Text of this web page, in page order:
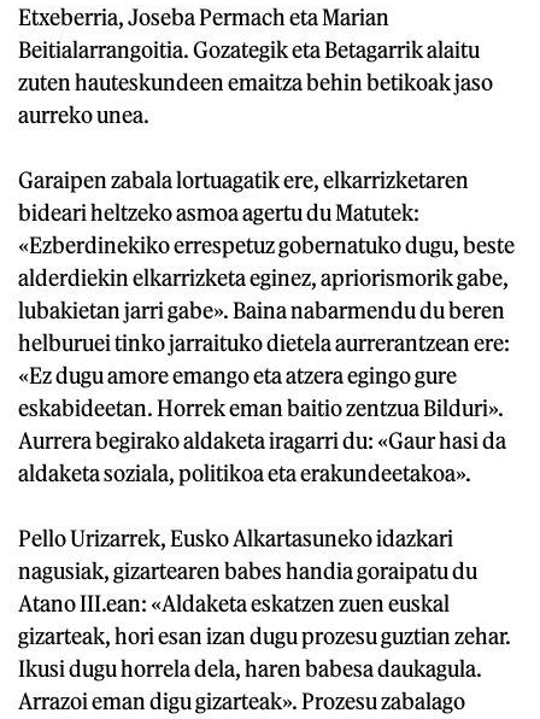
Etxeberria, Joseba Permach eta Marian
Beitialarrangoitia. Gozategik eta Betagarrik alaitu
zuten hauteskundeen emaitza behin betikoak jaso
aurreko unea.
Garaipen zabala lortuagatik ere, elkarrizketaren
bideari heltzeko asmoa agertu du Matutek:
«Ezberdinekiko errespetuz gobernatuko dugu, beste
alderdiekin elkarrizketa eginez, apriorismorik gabe,
lubakietan jarri gabe». Baina nabarmendu du beren
helburuei tinko jarraituko dietela aurrerantzean ere:
«Ez dugu amore emango eta atzera egingo gure
eskabideetan. Horrek eman baitio zentzua Bilduri».
Aurrera begirako aldaketa iragarri du: «Gaur hasi da
aldaketa soziala, politikoa eta erakundeetakoa».
Pello Urizarrek, Eusko Alkartasuneko idazkari
nagusiak, gizartearen babes handia goraipatu du
Atano III.ean: «Aldaketa eskatzen zuen euskal
gizarteak, hori esan izan dugu prozesu guztian zehar.
Ikusi dugu horrela dela, haren babesa daukagula.
Arrazoi eman digu gizarteak». Prozesu zabalago